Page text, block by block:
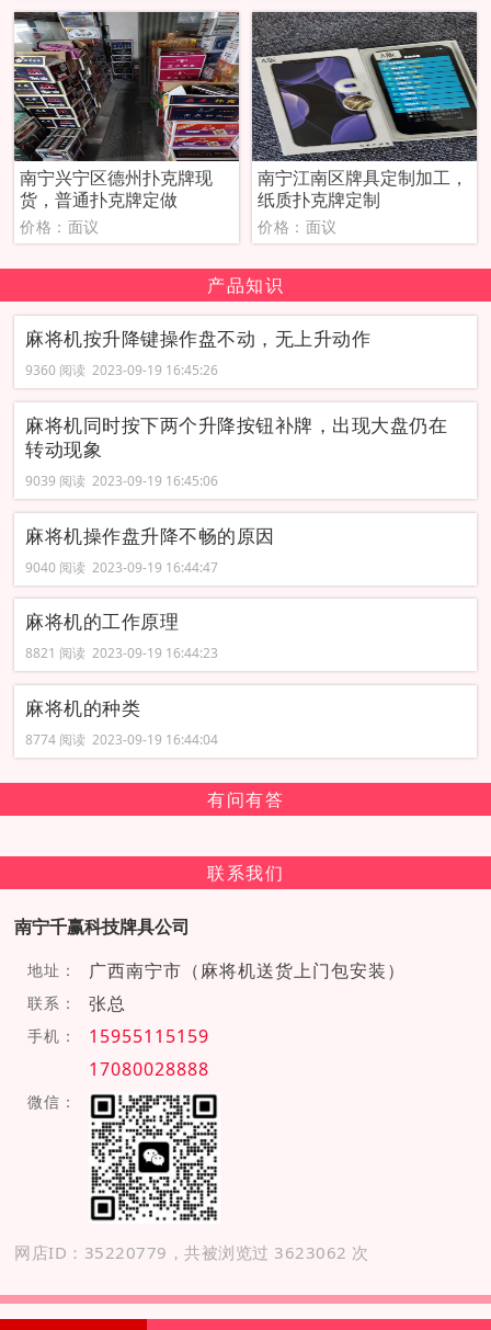
南宁兴宁区德州扑克牌现
货，普通扑克牌定做
价格：面议
南宁江南区牌具定制加工，
纸质扑克牌定制
价格：面议
产品知识
麻将机按升降键操作盘不动，无上升动作
9360 阅读 2023-09-19 16:45:26
麻将机同时按下两个升降按钮补牌，出现大盘仍在
转动现象
9039 阅读 2023-09-19 16:45:06
麻将机操作盘升降不畅的原因
9040 阅读 2023-09-19 16:44:47
麻将机的工作原理
8821 阅读 2023-09-19 16:44:23
麻将机的种类
8774 阅读 2023-09-19 16:44:04
有问有答
联系我们
南宁千赢科技牌具公司
地址： 广西南宁市（麻将机送货上门包安装）
联系： 张总
手机：
15955115159
17080028888
微信：
网店ID：35220779，共被浏览过 3623062 次